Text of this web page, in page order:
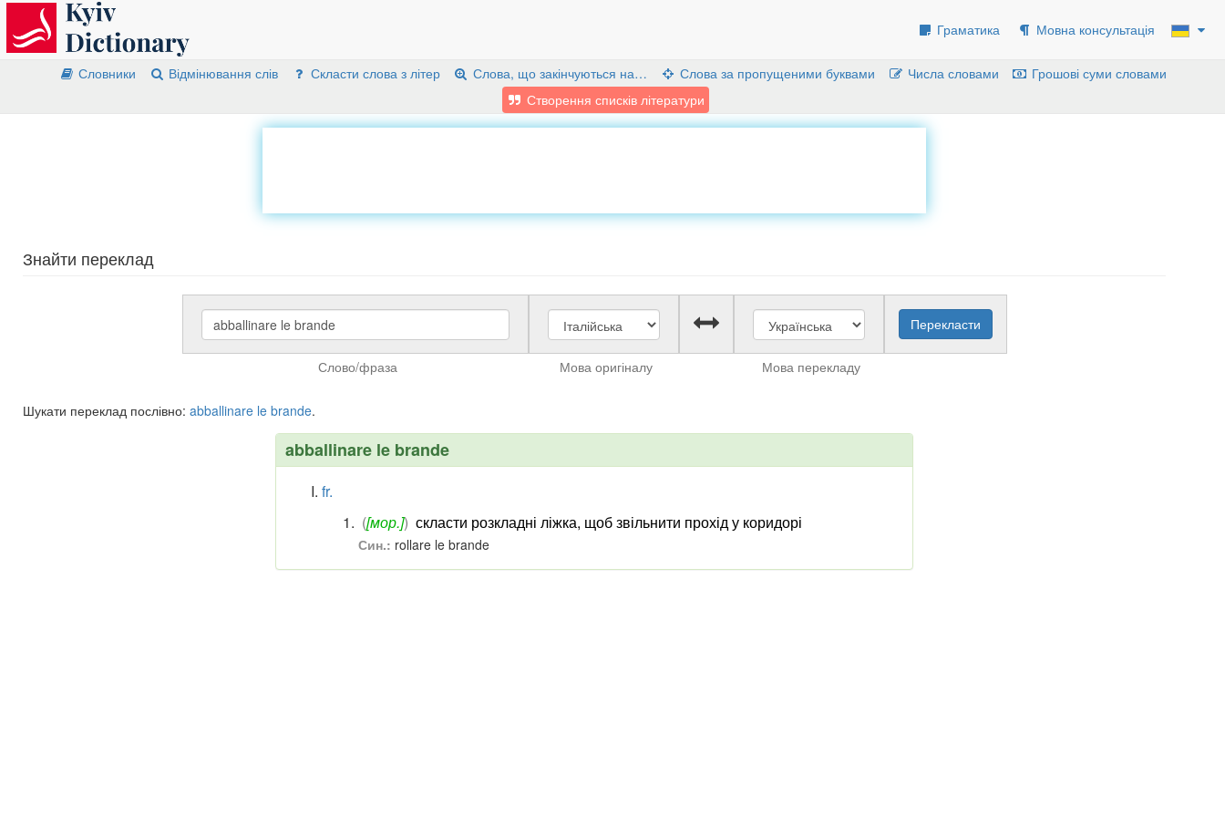
Граматика Мовна консультація
Словники Відмінювання слів Скласти слова з літер Слова, що закінчуються на… Слова за пропущеними буквами Числа словами
Грошові суми словами
Створення списків літератури
Знайти переклад
Слово/фраза Мова оригіналу Мова перекладу
Шукати переклад послівно: abballinare le brande.
abballinare le brande
fr.
([мор.]) скласти розкладні ліжка, щоб звільнити прохід у коридорі
Син.: rollare le brande